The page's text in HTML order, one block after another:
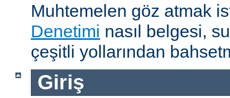
Muhtemelen göz atmak
Denetimi nasıl belgesi,
çeşitli yollarından
Giriş